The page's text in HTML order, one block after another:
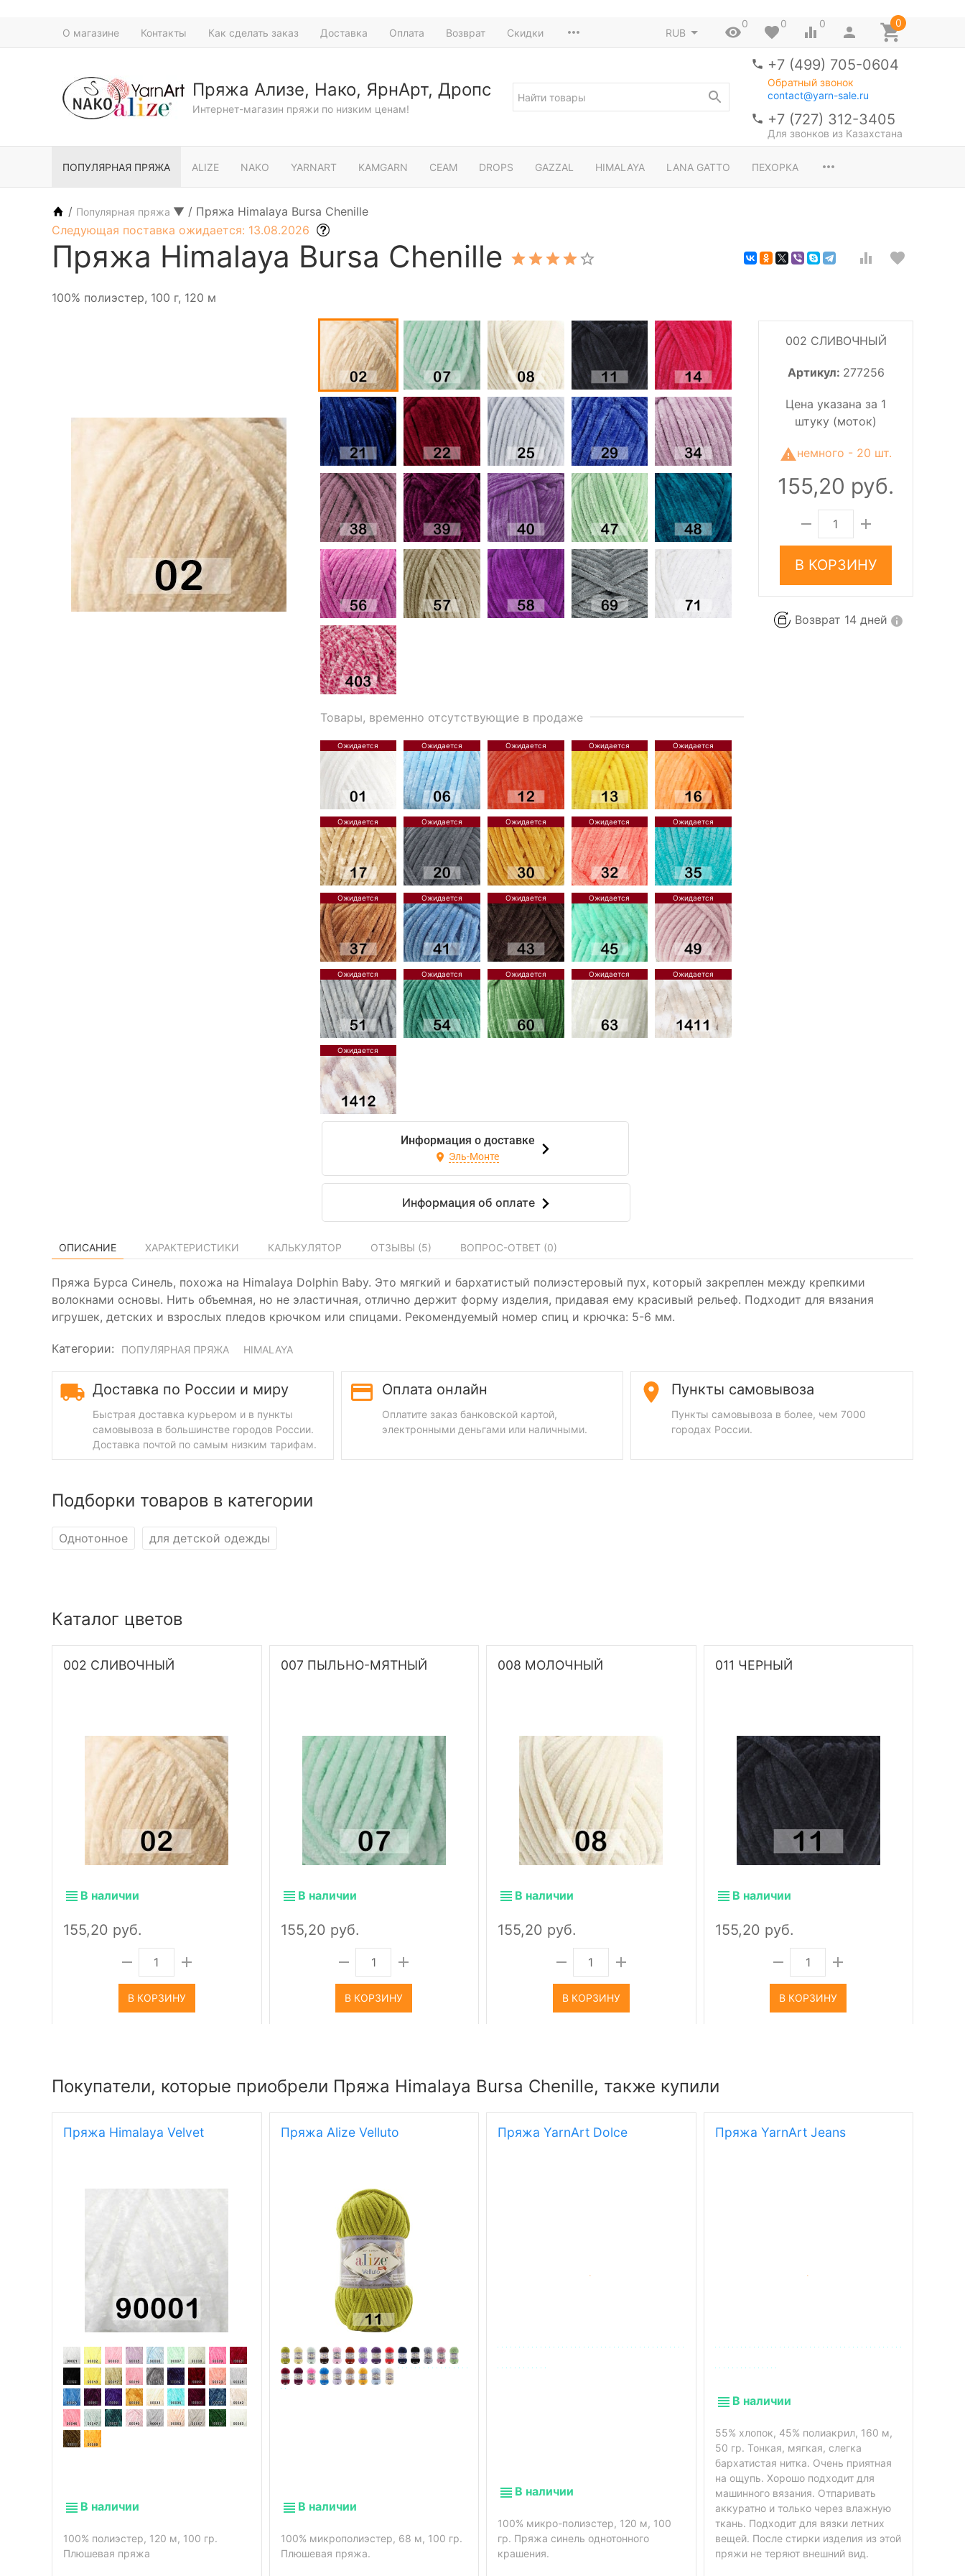
О магазине Контакты Как сделать заказ Доставка Оплата Возврат Скидки RUB
0 0 0 0
Пряжа Ализе, Нако, ЯрнАрт, Дропс
Интернет-магазин пряжи по низким ценам!
+7 (499) 705-0604
Обратный звонок
contact@yarn-sale.ru
+7 (727) 312-3405
Для звонков из Казахстана
ПОПУЛЯРНАЯ ПРЯЖА ALIZE NAKO YARNART KAMGARN СЕАМ DROPS GAZZAL HIMALAYA LANA GATTO ПЕХОРКА
/ Популярная пряжа ▼ / Пряжа Himalaya Bursa Chenille
Следующая поставка ожидается: 13.08.2026
Пряжа Himalaya Bursa Chenille
100% полиэстер, 100 г, 120 м
Товары, временно отсутствующие в продаже
Информация о доставке
Эль-Монте
Информация об оплате
002 СЛИВОЧНЫЙ
Артикул: 277256
Цена указана за 1
штуку (моток)
немного - 20 шт.
155,20 руб.
В КОРЗИНУ
Возврат 14 дней
ОПИСАНИЕ ХАРАКТЕРИСТИКИ КАЛЬКУЛЯТОР ОТЗЫВЫ (5) ВОПРОС-ОТВЕТ (0)
Пряжа Бурса Синель, похожа на Himalaya Dolphin Baby. Это мягкий и бархатистый полиэстеровый пух, который закреплен между крепкими
волокнами основы. Нить объемная, но не эластичная, отлично держит форму изделия, придавая ему красивый рельеф. Подходит для вязания
игрушек, детских и взрослых пледов крючком или спицами. Рекомендуемый номер спиц и крючка: 5-6 мм.
Категории: ПОПУЛЯРНАЯ ПРЯЖА HIMALAYA
Доставка по России и миру
Быстрая доставка курьером и в пункты
самовывоза в большинстве городов России.
Доставка почтой по самым низким тарифам.
Оплата онлайн
Оплатите заказ банковской картой,
электронными деньгами или наличными.
Пункты самовывоза
Пункты самовывоза в более, чем 7000
городах России.
Подборки товаров в категории
Однотонное для детской одежды
Каталог цветов
002 СЛИВОЧНЫЙ
В наличии
155,20 руб.
В КОРЗИНУ
007 ПЫЛЬНО-МЯТНЫЙ
В наличии
155,20 руб.
В КОРЗИНУ
008 МОЛОЧНЫЙ
В наличии
155,20 руб.
В КОРЗИНУ
011 ЧЕРНЫЙ
В наличии
155,20 руб.
В КОРЗИНУ
Покупатели, которые приобрели Пряжа Himalaya Bursa Chenille, также купили
Пряжа Himalaya Velvet
В наличии
100% полиэстер, 120 м, 100 гр.
Плюшевая пряжа
Пряжа Alize Velluto
В наличии
100% микрополиэстер, 68 м, 100 гр.
Плюшевая пряжа.
Пряжа YarnArt Dolce
В наличии
100% микро-полиэстер, 120 м, 100
гр. Пряжа синель однотонного
крашения.
Пряжа YarnArt Jeans
В наличии
55% хлопок, 45% полиакрил, 160 м,
50 гр. Тонкая, мягкая, слегка
бархатистая нитка. Очень приятная
на ощупь. Хорошо подходит для
машинного вязания. Отпаривать
аккуратно и только через влажную
ткань. Подходит для вязки летних
вещей. После стирки изделия из этой
пряжи не теряют внешний вид.